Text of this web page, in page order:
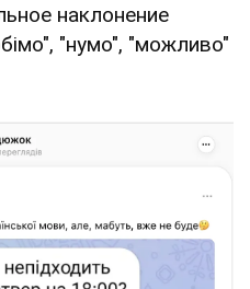
наклонение
"нумо", "можливо"